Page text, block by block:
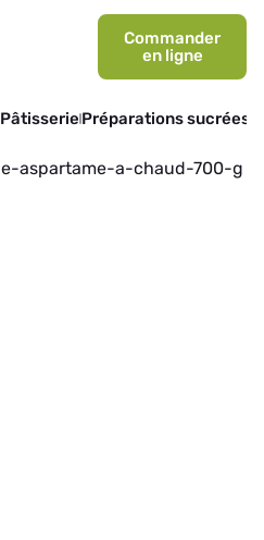
Commander
en ligne
Pâtisserie Préparations sucrées